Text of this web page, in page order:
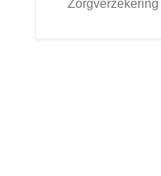
Zorgverzekering